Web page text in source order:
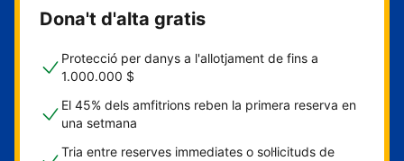
Dona't d'alta gratis
Protecció per danys a l'allotjament de fins a
1.000.000 $
El 45% dels amfitrions reben la primera reserva en
una setmana
Tria entre reserves immediates o sol·licituds de